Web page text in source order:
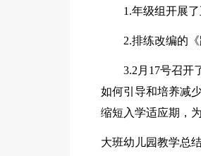
1.年级组开展
2.排练改编的
3.2月17号召开
如何引导和培养减
缩短入学适应期，
大班幼儿园教学总